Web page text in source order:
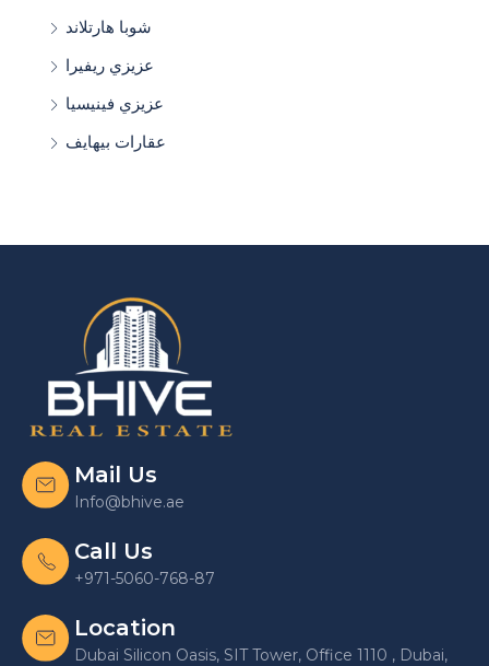
شوبا هارتلاند
عزيزي ريفيرا
عزيزي فينيسيا
عقارات بيهايف
Mail Us
Info@bhive.ae
Call Us
+971-5060-768-87
Location
Dubai Silicon Oasis, SIT Tower, Office 1110 , Dubai,